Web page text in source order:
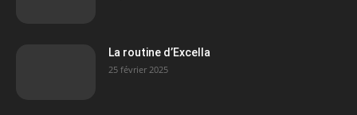
La routine d’Excella
25 février 2025